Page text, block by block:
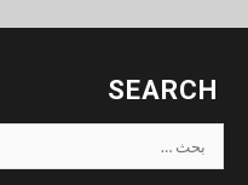
SEARCH
البحث
عن: